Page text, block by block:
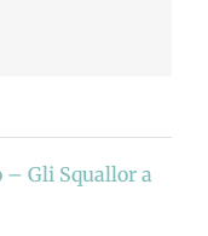
– Gli Squallor a